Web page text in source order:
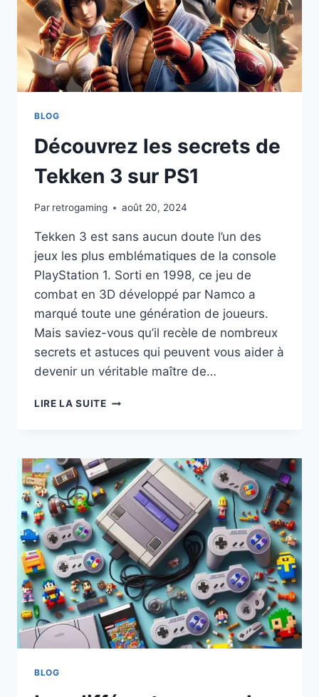
PORTABLE
(6
JEUX
EN
1
BLOG
Découvrez les secrets de
Tekken 3 sur PS1
Par retrogaming août 20, 2024
Tekken 3 est sans aucun doute l’un des
jeux les plus emblématiques de la console
PlayStation 1. Sorti en 1998, ce jeu de
combat en 3D développé par Namco a
marqué toute une génération de joueurs.
Mais saviez-vous qu’il recèle de nombreux
secrets et astuces qui peuvent vous aider à
devenir un véritable maître de…
LIRE LA SUITEDÉCOUVREZ
TEKKEN
3
SUR
PS1
BLOG